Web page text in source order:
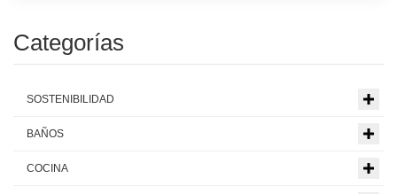
Categorías
SOSTENIBILIDAD
BAÑOS
COCINA